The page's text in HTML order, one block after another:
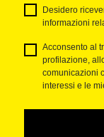
Desidero
informazioni
Acconsento al
profilazione,
comunicazioni
interessi e le